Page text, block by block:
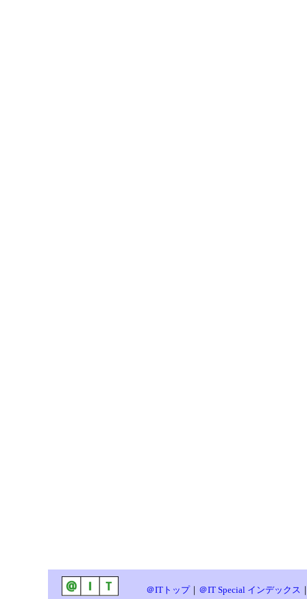
＠ITトップ｜ ＠IT Special インデックス